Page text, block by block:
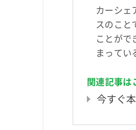
カーシェ
スのこ
ことが
まってい
関連記事は
今すぐ